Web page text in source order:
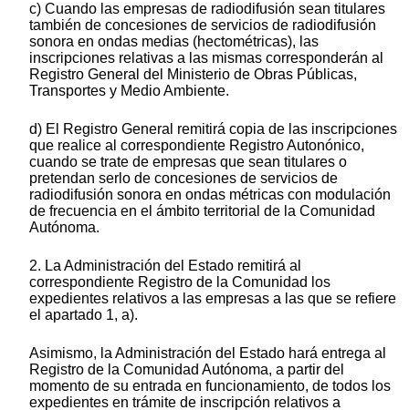
c) Cuando las empresas de radiodifusión sean titulares
también de concesiones de servicios de radiodifusión
sonora en ondas medias (hectométricas), las
inscripciones relativas a las mismas corresponderán al
Registro General del Ministerio de Obras Públicas,
Transportes y Medio Ambiente.
d) El Registro General remitirá copia de las inscripciones
que realice al correspondiente Registro Autonónico,
cuando se trate de empresas que sean titulares o
pretendan serlo de concesiones de servicios de
radiodifusión sonora en ondas métricas con modulación
de frecuencia en el ámbito territorial de la Comunidad
Autónoma.
2. La Administración del Estado remitirá al
correspondiente Registro de la Comunidad los
expedientes relativos a las empresas a las que se refiere
el apartado 1, a).
Asimismo, la Administración del Estado hará entrega al
Registro de la Comunidad Autónoma, a partir del
momento de su entrada en funcionamiento, de todos los
expedientes en trámite de inscripción relativos a